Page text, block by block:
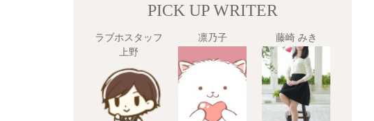
PICK UP WRITER
ラブホスタッフ
上野
凛乃子 藤崎 みき